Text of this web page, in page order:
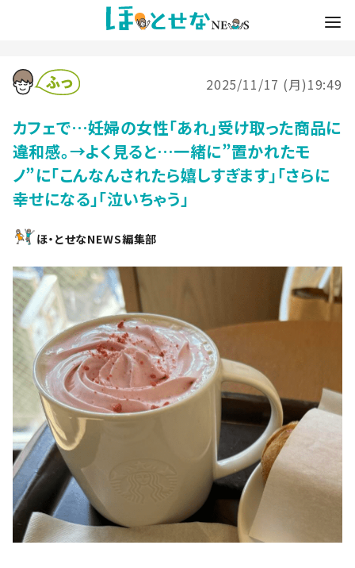
2025/11/17 (月)19:49
カフェで…妊婦の女性「あれ」受け取った商品に
違和感。→よく見ると…一緒に”置かれたモ
ノ”に「こんなんされたら嬉しすぎます」「さらに
幸せになる」「泣いちゃう」
ほ・とせなNEWS編集部